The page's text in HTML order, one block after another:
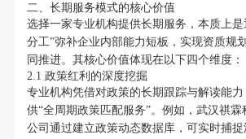
二、长期服务模式的核心价值
选择一家专业机构提供长期服务，本质上
分工”弥补企业内部能力短板，实现资质规
同推进。其核心价值体现在以下四个维度：
2.1 政策红利的深度挖掘
专业机构凭借对政策的长期跟踪与解读能
供“全周期政策匹配服务”。例如，武汉祺
公司通过建立政策动态数据库，可实时捕